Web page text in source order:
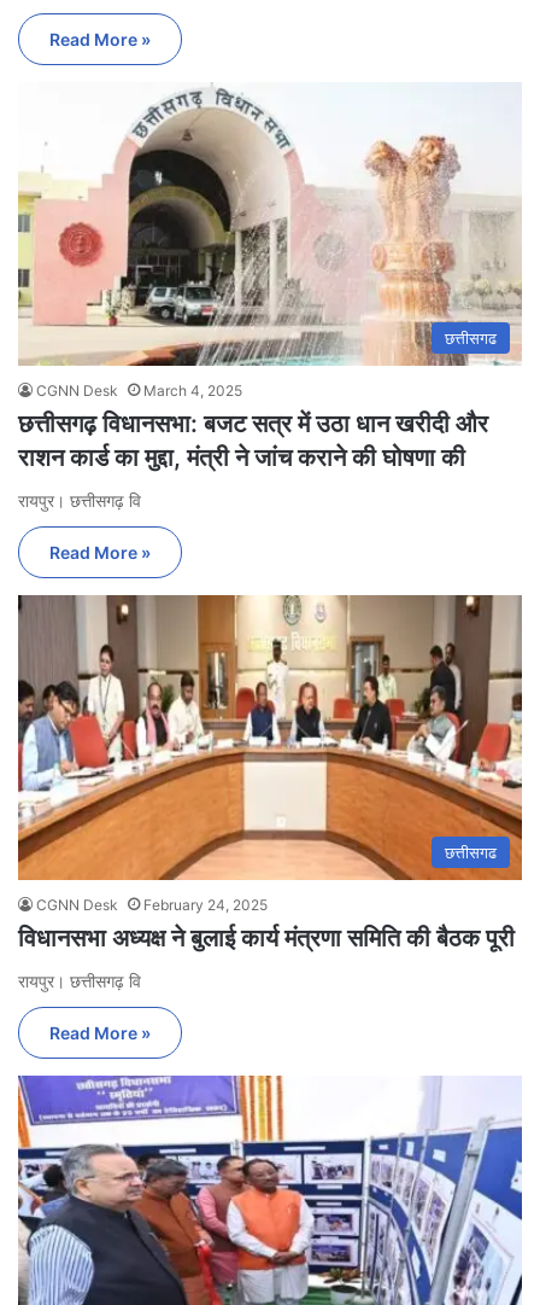
Read More »
छत्तीसगढ
CGNN Desk March 4, 2025
छत्तीसगढ़ विधानसभा: बजट सत्र में उठा धान खरीदी और
राशन कार्ड का मुद्दा, मंत्री ने जांच कराने की घोषणा की
रायपुर। छत्तीसगढ़ वि
Read More »
छत्तीसगढ
CGNN Desk February 24, 2025
विधानसभा अध्यक्ष ने बुलाई कार्य मंत्रणा समिति की बैठक पूरी
रायपुर। छत्तीसगढ़ वि
Read More »